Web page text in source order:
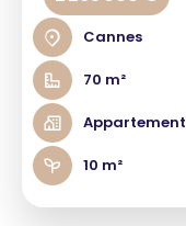
Cannes
70 m²
Appartement
10 m²